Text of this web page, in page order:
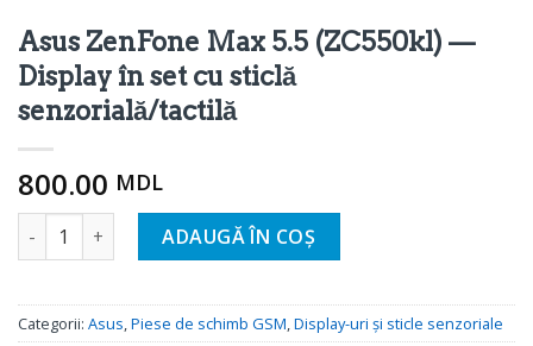
Asus ZenFone Max 5.5 (ZC550kl) —
Display în set cu sticlă
senzorială/tactilă
800.00 MDL
Cantitate Asus ZenFone Max 5.5 (ZC550kl) - Дисплей в
ADAUGĂ ÎN COȘ
Categorii: Asus,Piese de schimb GSM,Display-uri și sticle senzoriale